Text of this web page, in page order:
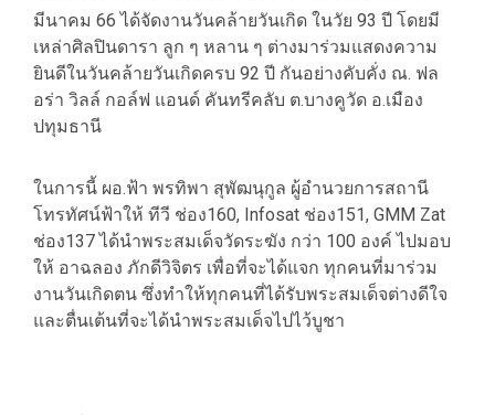
มีนาคม 66 ได้จัดงานวันคล้ายวันเกิด ในวัย 93 ปี โดยมี
เหล่าศิลปินดารา ลูก ๆ หลาน ๆ ต่างมาร่วมแสดงความ
ยินดีในวันคล้ายวันเกิดครบ 92 ปี กันอย่างคับคั่ง ณ. ฟล
อร่า วิลล์ กอล์ฟ แอนด์ คันทรีคลับ ต.บางคูวัด อ.เมือง
ปทุมธานี
ในการนี้ ผอ.ฟ้า พรทิพา สุพัฒนุกูล ผู้อำนวยการสถานี
โทรทัศน์ฟ้าให้ ทีวี ช่อง160, Infosat ช่อง151, GMM Zat
ช่อง137 ได้นำพระสมเด็จวัดระฆัง กว่า 100 องค์ ไปมอบ
ให้ อาฉลอง ภักดีวิจิตร เพื่อที่จะได้แจก ทุกคนที่มาร่วม
งานวันเกิดตน ซึ่งทำให้ทุกคนที่ได้รับพระสมเด็จต่างดีใจ
และตื่นเต้นที่จะได้นำพระสมเด็จไปไว้บูชา